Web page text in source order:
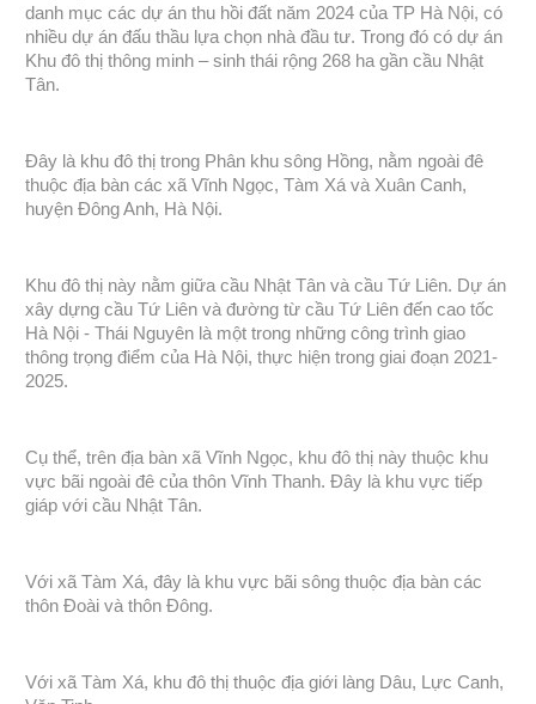
danh mục các dự án thu hồi đất năm 2024 của TP Hà Nội, có
nhiều dự án đấu thầu lựa chọn nhà đầu tư. Trong đó có dự án
Khu đô thị thông minh – sinh thái rộng 268 ha gần cầu Nhật
Tân.
Đây là khu đô thị trong Phân khu sông Hồng, nằm ngoài đê
thuộc địa bàn các xã Vĩnh Ngọc, Tàm Xá và Xuân Canh,
huyện Đông Anh, Hà Nội.
Khu đô thị này nằm giữa cầu Nhật Tân và cầu Tứ Liên. Dự án
xây dựng cầu Tứ Liên và đường từ cầu Tứ Liên đến cao tốc
Hà Nội - Thái Nguyên là một trong những công trình giao
thông trọng điểm của Hà Nội, thực hiện trong giai đoạn 2021-
2025.
Cụ thể, trên địa bàn xã Vĩnh Ngọc, khu đô thị này thuộc khu
vực bãi ngoài đê của thôn Vĩnh Thanh. Đây là khu vực tiếp
giáp với cầu Nhật Tân.
Với xã Tàm Xá, đây là khu vực bãi sông thuộc địa bàn các
thôn Đoài và thôn Đông.
Với xã Tàm Xá, khu đô thị thuộc địa giới làng Dâu, Lực Canh,